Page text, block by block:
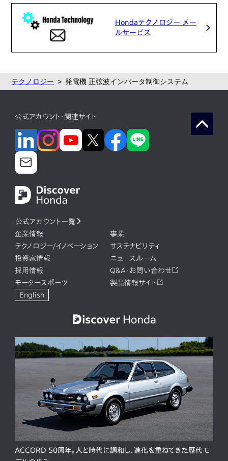
Hondaテクノロジー メー
ルサービス
テクノロジー 発電機 正弦波インバータ制御システム
公式アカウント・関連サイト
公式アカウント一覧
企業情報
事業
テクノロジー/イノベーション
サステナビリティ
投資家情報
ニュースルーム
採用情報
Q&A・お問い合わせ
モータースポーツ
製品情報サイト
English
ACCORD 50周年。人と時代に調和し、進化を重ねてきた歴代モ